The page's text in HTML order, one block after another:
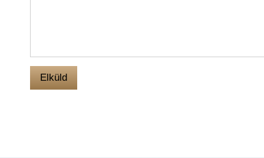
Elküld